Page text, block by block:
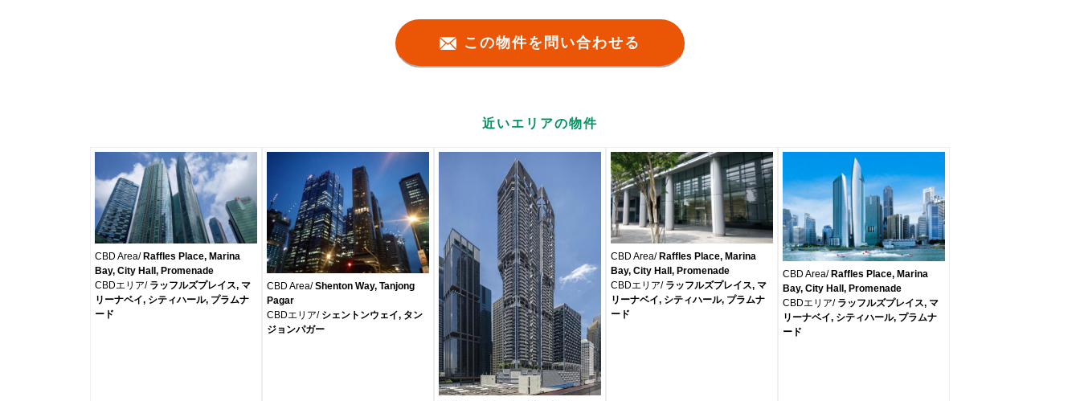
この物件を問い合わせる
近いエリアの物件
CBD Area/Raffles Place, Marina
Bay, City Hall, Promenade
CBDエリア/ ラッフルズプレイス, マ
リーナベイ, シティハール, プラムナ
ード
CBD Area/Shenton Way, Tanjong
Pagar
CBDエリア/ シェントンウェイ, タン
ジョンパガー
CBD Area/Raffles Place, Marina
Bay, City Hall, Promenade
CBDエリア/ ラッフルズプレイス, マ
リーナベイ, シティハール, プラムナ
ード
CBD Area/ Raffles Place, Marina
Bay, City Hall, Promenade
CBDエリア/ ラッフルズプレイス, マ
リーナベイ, シティハール, プラムナ
ード